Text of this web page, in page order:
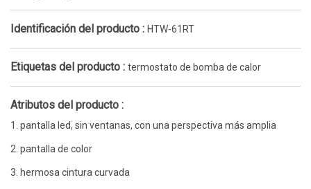
Identificación del producto : HTW-61RT
Etiquetas del producto : termostato de bomba de calor
Atributos del producto :
1. pantalla led, sin ventanas, con una perspectiva más amplia
2. pantalla de color
3. hermosa cintura curvada